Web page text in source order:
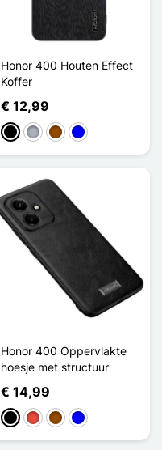
Honor 400 Houten Effect
Koffer
€ 12,99
ZwartGrijsBruinBlauw
Honor 400 Oppervlakte
hoesje met structuur
€ 14,99
ZwartRoodBruinBlauw